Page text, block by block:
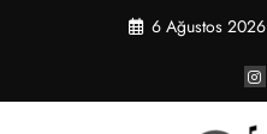
6 Ağustos 2026